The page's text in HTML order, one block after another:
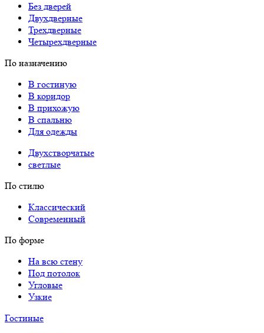
Без дверей
Двухдверные
Трехдверные
Четырехдверные
По назначению
В гостиную
В коридор
В прихожую
В спальню
Для одежды
Двухстворчатые
светлые
По стилю
Классический
Современный
По форме
На всю стену
Под потолок
Угловые
Узкие
Гостиные